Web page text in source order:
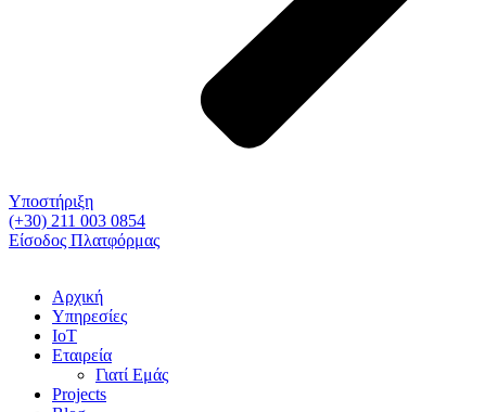
Υποστήριξη
(+30) 211 003 0854
Είσοδος Πλατφόρμας
Αρχική
Υπηρεσίες
IoT
Εταιρεία
Γιατί Εμάς
Projects